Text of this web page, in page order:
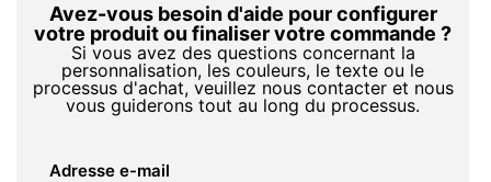
Avez-vous besoin d'aide pour configurer
votre produit ou finaliser votre commande ?
Si vous avez des questions concernant la
personnalisation, les couleurs, le texte ou le
processus d'achat, veuillez nous contacter et nous
vous guiderons tout au long du processus.
Adresse e-mail